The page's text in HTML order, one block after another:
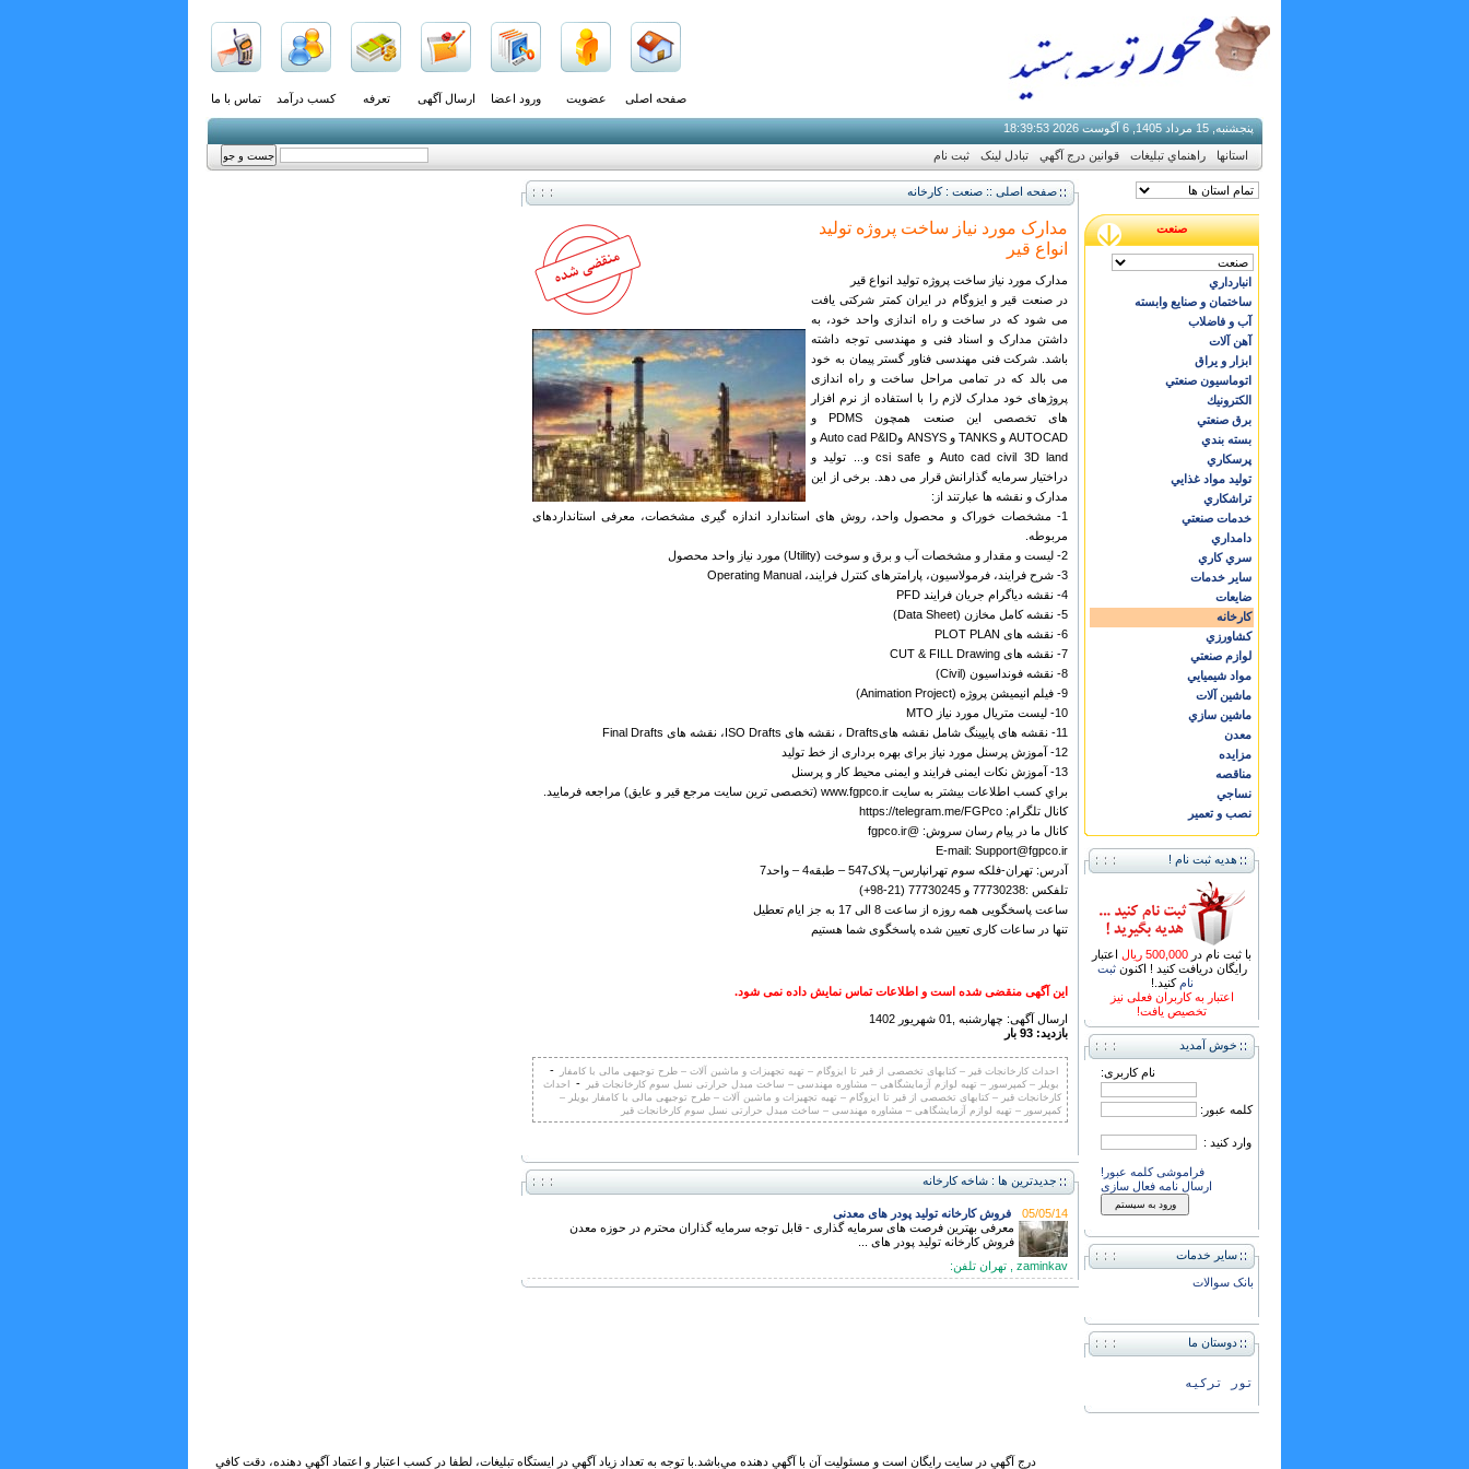
صفحه اصلی عضویت ورود اعضا ارسال آگهی تعرفه کسب درآمد تماس با ما
پنجشنبه, 15 مرداد 1405, 6 آگوست 2026 18:39:53
استانها راهنماي تبليغات قوانين درج آگهي تبادل لینک ثبت نام
صنعت
انبارداري
ساختمان و صنایع وابسته
آب و فاضلاب
آهن آلات
ابزار و يراق
اتوماسيون صنعتي
الكترونيك
برق صنعتي
بسته بندي
پرسكاري
توليد مواد غذايي
تراشكاري
خدمات صنعتي
دامداري
سري كاري
ساير خدمات
ضايعات
كارخانه
كشاورزي
لوازم صنعتي
مواد شيميايي
ماشين آلات
ماشين سازي
معدن
مزايده
مناقصه
نساجي
نصب و تعمير
هدیه ثبت نام !
با ثبت نام در 500,000 ریال
اعتبار
رایگان دریافت کنید ! اکنونثبت
نام کنید.!
اعتبار به کاربران فعلی نیز
تخصیص یافت!
خوش آمدید
نام کاربری:
کلمه عبور:
وارد کنید :
فراموشی کلمه عبور!
ارسال نامه فعال سازی
سایر خدمات
بانک سوالات
دوستان ما
تور ترکیه
صفحه اصلی :: صنعت : كارخانه
مدارک مورد نیاز ساخت پروژه تولید
انواع قیر
مدارک مورد نیاز ساخت پروژه تولید انواع قیر
در صنعت قیر و ایزوگام در ایران کمتر شرکتی یافت
می شود که در ساخت و راه اندازی واحد خود، به
داشتن مدارک و اسناد فنی و مهندسی توجه داشته
باشد. شرکت فنی مهندسی فناور گستر پیمان به خود
می بالد که در تمامی مراحل ساخت و راه اندازی
پروژهای خود مدارک لازم را با استفاده از نرم افزار
های تخصصی این صنعت همچون PDMS و
AUTOCAD و TANKS و ANSYS وAuto cad P&ID و
Auto cad civil 3D land و csi safe و... تولید و
دراختیار سرمایه گذارانش قرار می دهد. برخی از این
مدارک و نقشه ها عبارتند از:
1- مشخصات خوراک و محصول واحد، روش های استاندارد اندازه گیری مشخصات، معرفی استانداردهای
مربوطه.
2- لیست و مقدار و مشخصات آب و برق و سوخت (Utility) مورد نیاز واحد محصول
3- شرح فرایند، فرمولاسیون، پارامترهای کنترل فرایند، Operating Manual
4- نقشه دیاگرام جریان فرایند PFD
5- نقشه کامل مخازن (Data Sheet)
6- نقشه های PLOT PLAN
7- نقشه های CUT & FILL Drawing
8- نقشه فونداسیون (Civil)
9- فیلم انیمیشن پروژه (Animation Project)
10- لیست متریال مورد نیاز MTO
11- نقشه های پایپینگ شامل نقشه هایDrafts ، نقشه های ISO Drafts، نقشه های Final Drafts
12- آموزش پرسنل مورد نیاز برای بهره برداری از خط تولید
13- آموزش نکات ایمنی فرایند و ایمنی محیط کار و پرسنل
براي کسب اطلاعات بيشتر به سايت www.fgpco.ir (تخصصی ترین سایت مرجع قیر و عایق) مراجعه فرماييد.
کانال تلگرام: https://telegram.me/FGPco
کانال ما در پیام رسان سروش: @fgpco.ir
E-mail: Support@fgpco.ir
آدرس: تهران-فلکه سوم تهرانپارس– پلاک547 – طبقه4 – واحد7
تلفکس :77730238 و 77730245 (21-98+)
ساعت پاسخگویی همه روزه از ساعت 8 الی 17 به جز ایام تعطیل
تنها در ساعات کاری تعیین شده پاسخگوی شما هستیم
این آگهی منقضی شده است و اطلاعات تماس نمایش داده نمی شود.
ارسال آگهی: چهارشنبه ,01 شهريور 1402
بازدید: 93 بار
احداث کارخانجات قیر – کتابهای تخصصی از قیر تا ایزوگام – تهیه تجهیزات و ماشین آلات – طرح توجیهی مالی با کامفار -
بویلر – کمپرسور – تهیه لوازم آزمایشگاهی – مشاوره مهندسی – ساخت مبدل حرارتی نسل سوم کارخانجات قیر -
احداث
کارخانجات قیر – کتابهای تخصصی از قیر تا ایزوگام – تهیه تجهیزات و ماشین آلات – طرح توجیهی مالی با کامفار بویلر –
کمپرسور – تهیه لوازم آزمایشگاهی – مشاوره مهندسی – ساخت مبدل حرارتی نسل سوم کارخانجات قیر
جدیدترین ها : شاخه كارخانه
05/05/14
فروش کارخانه تولید پودر های معدنی
معرفی بهترین فرصت های سرمایه گذاری - قابل توجه سرمایه گذاران محترم در حوزه معدن
فروش کارخانه تولید پودر های ...
zaminkav , تهران تلفن:
درج آگهي در سايت رايگان است و مسئوليت آن با آگهي دهنده مي‌باشد.با توجه به تعداد زياد آگهي در ايستگاه تبلیغات، لطفا در كسب اعتبار و اعتماد آگهي دهنده، دقت كافي